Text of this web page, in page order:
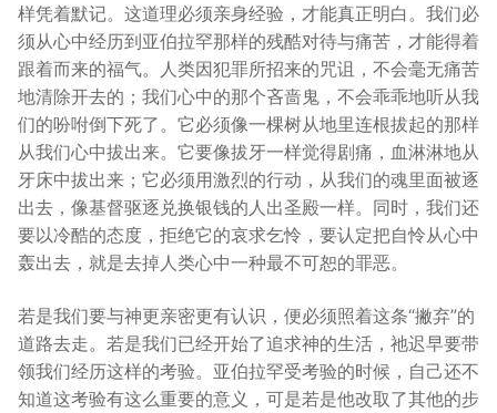
样凭着默记。这道理必须亲身经验，才能真正明白。我们必
须从心中经历到亚伯拉罕那样的残酷对待与痛苦，才能得着
跟着而来的福气。人类因犯罪所招来的咒诅，不会毫无痛苦
地清除开去的；我们心中的那个吝啬鬼，不会乖乖地听从我
们的吩咐倒下死了。它必须像一棵树从地里连根拔起的那样
从我们心中拔出来。它要像拔牙一样觉得剧痛，血淋淋地从
牙床中拔出来；它必须用激烈的行动，从我们的魂里面被逐
出去，像基督驱逐兑换银钱的人出圣殿一样。同时，我们还
要以冷酷的态度，拒绝它的哀求乞怜，要认定把自怜从心中
轰出去，就是去掉人类心中一种最不可恕的罪恶。
若是我们要与神更亲密更有认识，便必须照着这条“撇弃”的
道路去走。若是我们已经开始了追求神的生活，祂迟早要带
领我们经历这样的考验。亚伯拉罕受考验的时候，自己还不
知道这考验有这么重要的意义，可是若是他改取了其他的步